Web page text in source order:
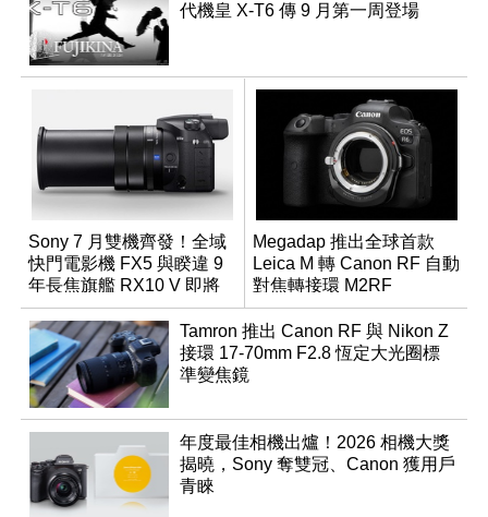
代機皇 X-T6 傳 9 月第一周登場
Sony 7 月雙機齊發！全域
快門電影機 FX5 與睽違 9
年長焦旗艦 RX10 V 即將
登場
Megadap 推出全球首款
Leica M 轉 Canon RF 自動
對焦轉接環 M2RF
Tamron 推出 Canon RF 與 Nikon Z
接環 17-70mm F2.8 恆定大光圈標
準變焦鏡
年度最佳相機出爐！2026 相機大獎
揭曉，Sony 奪雙冠、Canon 獲用戶
青睞